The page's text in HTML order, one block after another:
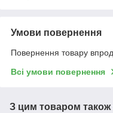
Умови повернення
Повернення товару
Всі умови повернення
З цим товаром